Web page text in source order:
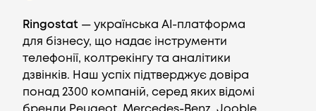
Ringostat — українська AI-платформа
для бізнесу, що надає інструменти
телефонії, колтрекінгу та аналітики
дзвінків. Наш успіх підтверджує довіра
понад 2300 компаній, серед яких відомі